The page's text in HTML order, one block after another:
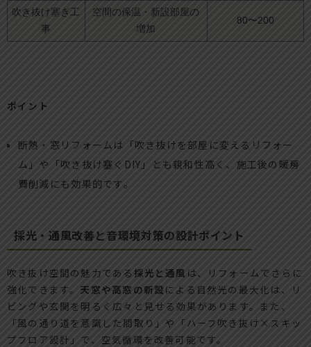
吹き抜け塞ぎ工
事
空間の保温・新設部屋の
増加
80〜200
ポイント
断熱・窓リフォームは「吹き抜けを部屋に変えるリフォー
ム」や「吹き抜け塞ぐDIY」とも親和性高く、施工後の暖房
費削減にも効果的です。
採光・通風改善と音環境対策の設計ポイント
吹き抜け空間の魅力である 採光と通風 は、リフォームでさらに
強化できます。 天窓や高窓の新設 による自然光の最大化は、リ
ビングや玄関を明るく広々と見せる効果があります。また、
「風の通り道を意識した間取り」や「ハーフ吹き抜け×スキッ
プフロア設計」で、空気循環を改善可能です。